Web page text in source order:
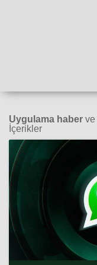
Uygulama haber ve
İçerikler